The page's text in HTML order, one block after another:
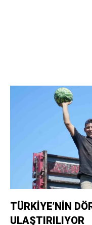
TÜRKİYE’NİN
ULAŞTIRILIYOR